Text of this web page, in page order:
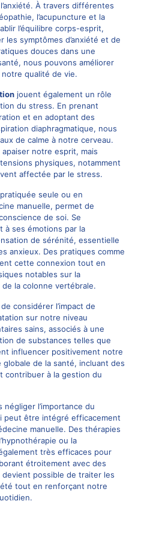
À travers différentes
l’acupuncture et la
l’équilibre corps-esprit,
les symptômes d’anxiété et de
douces dans une
nous pouvons améliorer
qualité de vie.
jouent également un rôle
du stress. En prenant
et en adoptant des
diaphragmatique, nous
de calme à notre cerveau.
notre esprit, mais
physiques, notamment
affectée par le stress.
seule ou en
manuelle, permet de
de soi. Se
à ses émotions par la
de sérénité, essentielle
anxieux. Des pratiques comme
cette connexion tout en
notables sur la
la colonne vertébrale.
considérer l’impact de
sur notre niveau
sains, associés à une
de substances telles que
influencer positivement notre
de la santé, incluant des
contribuer à la gestion du
l’importance du
peut être intégré efficacement
manuelle. Des thérapies
ou la
très efficaces pour
étroitement avec des
possible de traiter les
tout en renforçant notre